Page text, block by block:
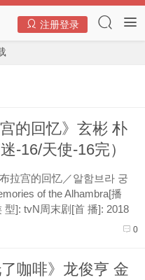
注册登录
的回忆》玄彬 朴
-16/天使-16完）
拉宫的回忆／알함브라 궁
of the Alhambra[播
型]: tvN周末剧[首 播]: 2018
]: 每周六、日晚间9点各
0
咖啡》龙俊亨 金